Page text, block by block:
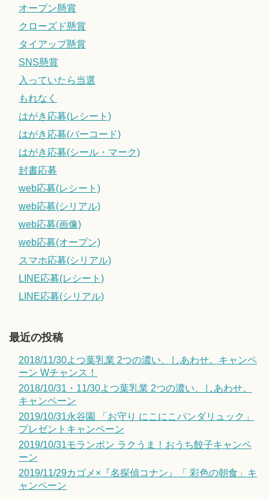
オープン懸賞
クローズド懸賞
タイアップ懸賞
SNS懸賞
入っていたら当選
もれなく
はがき応募(レシート)
はがき応募(バーコード)
はがき応募(シール・マーク)
封書応募
web応募(レシート)
web応募(シリアル)
web応募(画像)
web応募(オープン)
スマホ応募(シリアル)
LINE応募(レシート)
LINE応募(シリアル)
最近の投稿
2018/11/30よつ葉乳業 2つの濃い、しあわせ。キャンペ
ーン Wチャンス！
2018/10/31・11/30よつ葉乳業 2つの濃い、しあわせ。
キャンペーン
2019/10/31永谷園 「お守り にこにこパンダリュック」
プレゼントキャンペーン
2019/10/31モランボン ラクうま！おうち餃子キャンペ
ーン
2019/11/29カゴメ×『名探偵コナン』「 彩色の朝食」キ
ャンペーン